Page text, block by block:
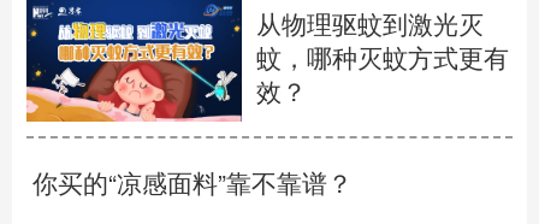
从物理驱蚊到激光灭
蚊，哪种灭蚊方式更有
效？
你买的“凉感面料”靠不靠谱？